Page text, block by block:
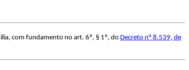
com fundamento no art. 6º, § 1º, do Decreto nº 8.539, de